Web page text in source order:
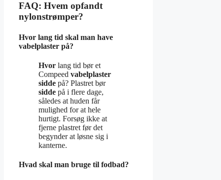
FAQ: Hvem opfandt
nylonstrømper?
Hvor lang tid skal man have
vabelplaster på?
Hvor lang tid bør et
Compeed vabelplaster
sidde på? Plastret bør
sidde på i flere dage,
således at huden får
mulighed for at hele
hurtigt. Forsøg ikke at
fjerne plastret før det
begynder at løsne sig i
kanterne.
Hvad skal man bruge til fodbad?